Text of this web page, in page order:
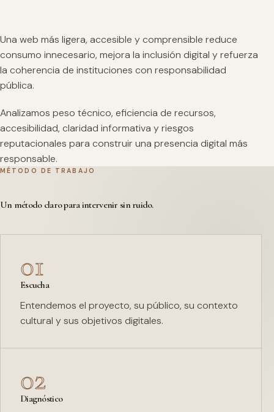
Una web más ligera, accesible y comprensible reduce
consumo innecesario, mejora la inclusión digital y refuerza
la coherencia de instituciones con responsabilidad
pública.
Analizamos peso técnico, eficiencia de recursos,
accesibilidad, claridad informativa y riesgos
reputacionales para construir una presencia digital más
responsable.
MÉTODO DE TRABAJO
Un método claro para intervenir sin ruido.
01
Escucha
Entendemos el proyecto, su público, su contexto
cultural y sus objetivos digitales.
02
Diagnóstico